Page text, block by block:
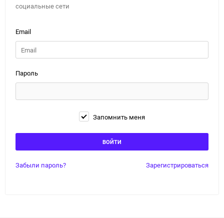
социальные сети
Email
Пароль
Запомнить меня
Забыли пароль? Зарегистрироваться